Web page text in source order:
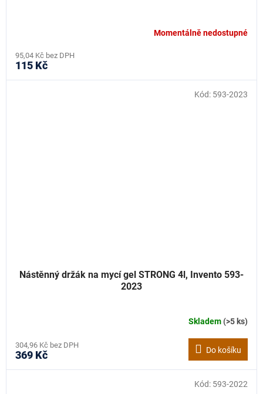
Momentálně nedostupné
95,04 Kč bez DPH
115 Kč
Nástěnný držák na mycí gel STRONG 4l, Invento 593-
2023
Skladem(>5 ks)
304,96 Kč bez DPH
369 Kč Do košíku
Kód: 593-2023
Kód: 593-2022